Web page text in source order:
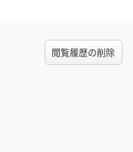
閲覧履歴の削除